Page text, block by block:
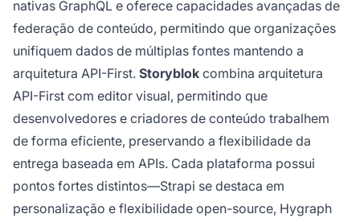
nativas GraphQL e oferece capacidades avançadas de
federação de conteúdo, permitindo que organizações
unifiquem dados de múltiplas fontes mantendo a
arquitetura API-First. Storyblok combina arquitetura
API-First com editor visual, permitindo que
desenvolvedores e criadores de conteúdo trabalhem
de forma eficiente, preservando a flexibilidade da
entrega baseada em APIs. Cada plataforma possui
pontos fortes distintos—Strapi se destaca em
personalização e flexibilidade open-source, Hygraph